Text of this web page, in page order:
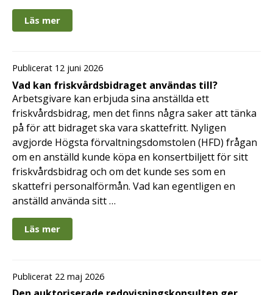
Läs mer
Publicerat 12 juni 2026
Vad kan friskvårdsbidraget användas till?
Arbetsgivare kan erbjuda sina anställda ett
friskvårdsbidrag, men det finns några saker att tänka
på för att bidraget ska vara skattefritt. Nyligen
avgjorde Högsta förvaltningsdomstolen (HFD) frågan
om en anställd kunde köpa en konsertbiljett för sitt
friskvårdsbidrag och om det kunde ses som en
skattefri personalförmån. Vad kan egentligen en
anställd använda sitt …
Läs mer
Publicerat 22 maj 2026